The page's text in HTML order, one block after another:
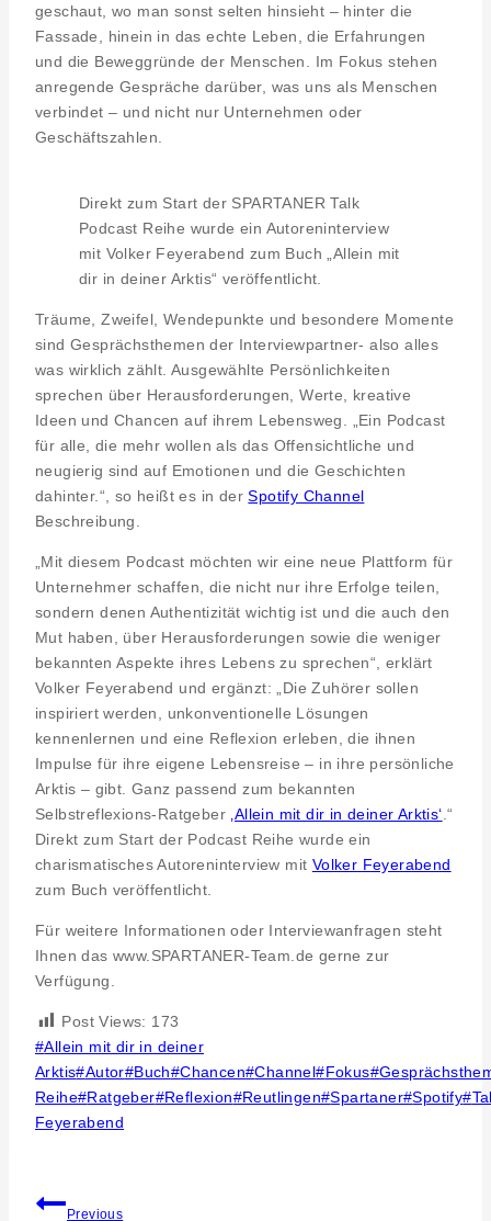
geschaut, wo man sonst selten hinsieht – hinter die
Fassade, hinein in das echte Leben, die Erfahrungen
und die Beweggründe der Menschen. Im Fokus stehen
anregende Gespräche darüber, was uns als Menschen
verbindet – und nicht nur Unternehmen oder
Geschäftszahlen.
Direkt zum Start der SPARTANER Talk
Podcast Reihe wurde ein Autoreninterview
mit Volker Feyerabend zum Buch „Allein mit
dir in deiner Arktis“ veröffentlicht.
Träume, Zweifel, Wendepunkte und besondere Momente
sind Gesprächsthemen der Interviewpartner- also alles
was wirklich zählt. Ausgewählte Persönlichkeiten
sprechen über Herausforderungen, Werte, kreative
Ideen und Chancen auf ihrem Lebensweg. „Ein Podcast
für alle, die mehr wollen als das Offensichtliche und
neugierig sind auf Emotionen und die Geschichten
dahinter.“, so heißt es in derSpotify Channel
Beschreibung.
„Mit diesem Podcast möchten wir eine neue Plattform für
Unternehmer schaffen, die nicht nur ihre Erfolge teilen,
sondern denen Authentizität wichtig ist und die auch den
Mut haben, über Herausforderungen sowie die weniger
bekannten Aspekte ihres Lebens zu sprechen“, erklärt
Volker Feyerabend und ergänzt: „Die Zuhörer sollen
inspiriert werden, unkonventionelle Lösungen
kennenlernen und eine Reflexion erleben, die ihnen
Impulse für ihre eigene Lebensreise – in ihre persönliche
Arktis – gibt. Ganz passend zum bekannten
Selbstreflexions-Ratgeber ‚Allein mit dir in deiner Arktis‘ .“
Direkt zum Start der Podcast Reihe wurde ein
charismatisches Autoreninterview mit Volker Feyerabend
zum Buch veröffentlicht.
Für weitere Informationen oder Interviewanfragen steht
Ihnen das www.SPARTANER-Team.de gerne zur
Verfügung.
Post Views: 173
Post
Tags:
#Allein mit dir in deiner
Arktis#Autor#Buch#Chancen#Channel#Fokus#
Reihe#Ratgeber#Reflexion#Reutlingen#Spartaner#Spotify#
Feyerabend
Beitragsnavigation
Previous